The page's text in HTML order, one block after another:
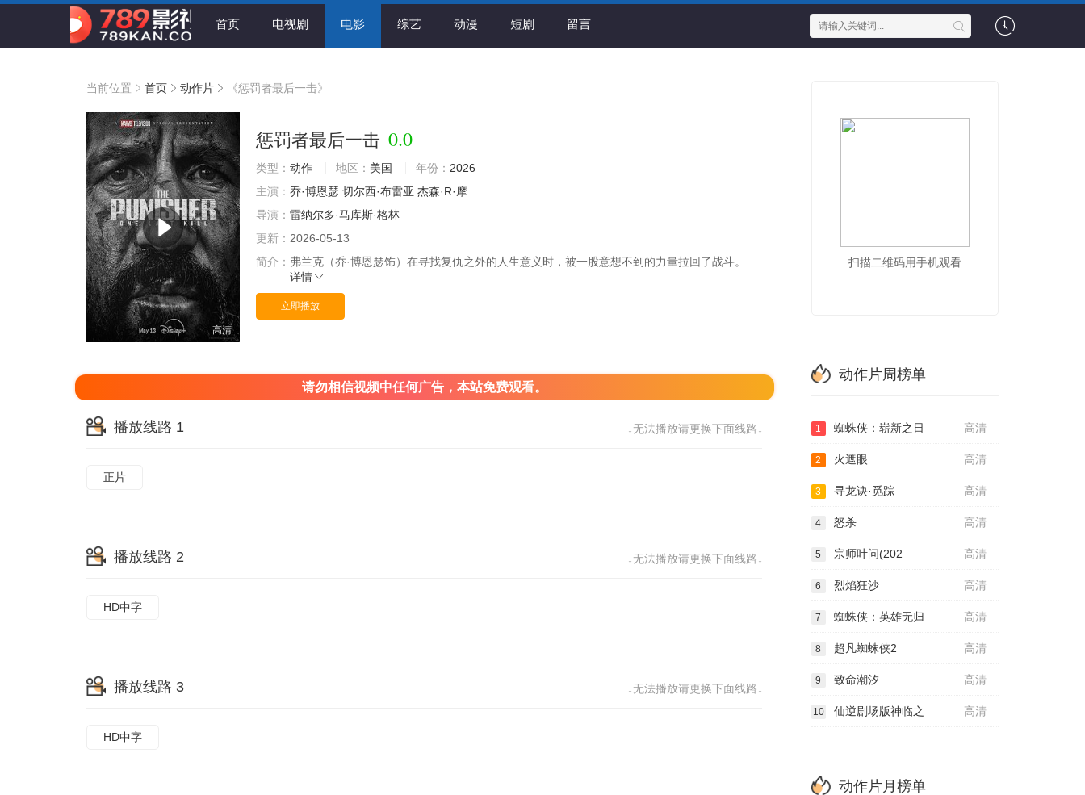
首页 电视剧 电影 综艺 动漫 短剧 留言
当前位置 首页 动作片 《惩罚者最后一击》
高清
惩罚者最后一击 0.0
类型： 动作 地区： 美国 年份： 2026
主演： 乔·博恩瑟 切尔西·布雷亚 杰森·R·摩
导演： 雷纳尔多·马库斯·格林
更新： 2026-05-13
简介： 弗兰克（乔·博恩瑟饰）在寻找复仇之外的人生意义时，被一股意想不到的力量拉回了战斗。
详情
立即播放
请勿相信视频中任何广告，本站免费观看。
↓无法播放请更换下面线路↓
播放线路 1
正片
↓无法播放请更换下面线路↓
播放线路 2
HD中字
↓无法播放请更换下面线路↓
播放线路 3
HD中字
扫描二维码用手机观看
动作片周榜单
高清
1 蜘蛛侠：崭新之日
高清
2 火遮眼
高清
3 寻龙诀·觅踪
高清
4 怒杀
高清
5 宗师叶问(202
高清
6 烈焰狂沙
高清
7 蜘蛛侠：英雄无归
高清
8 超凡蜘蛛侠2
高清
9 致命潮汐
高清
10 仙逆剧场版神临之
动作片月榜单